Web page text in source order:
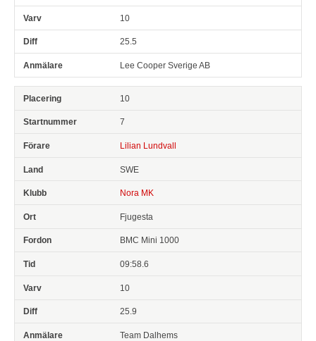
10
25.5
Lee Cooper Sverige AB
10
7
Lilian Lundvall
SWE
Nora MK
Fjugesta
BMC Mini 1000
09:58.6
10
25.9
Team Dalhems